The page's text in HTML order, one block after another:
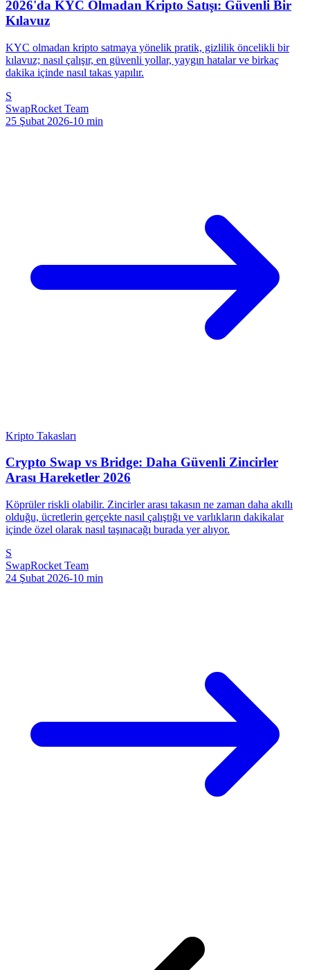
2026'da KYC Olmadan Kripto Satışı: Güvenli Bir
Kılavuz
KYC olmadan kripto satmaya yönelik pratik, gizlilik öncelikli bir
kılavuz; nasıl çalışır, en güvenli yollar, yaygın hatalar ve birkaç
dakika içinde nasıl takas yapılır.
S
SwapRocket Team
25 Şubat 2026-10 min
Kripto Takasları
Crypto Swap vs Bridge: Daha Güvenli Zincirler
Arası Hareketler 2026
Köprüler riskli olabilir. Zincirler arası takasın ne zaman daha akıllı
olduğu, ücretlerin gerçekte nasıl çalıştığı ve varlıkların dakikalar
içinde özel olarak nasıl taşınacağı burada yer alıyor.
S
SwapRocket Team
24 Şubat 2026-10 min